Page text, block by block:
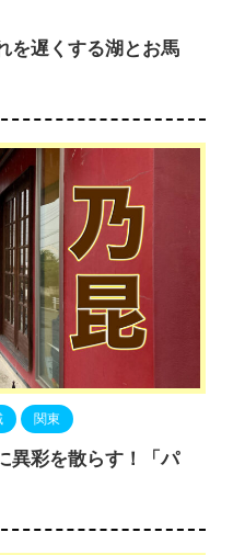
を遅くする湖とお馬
関東
異彩を散らす！「パ